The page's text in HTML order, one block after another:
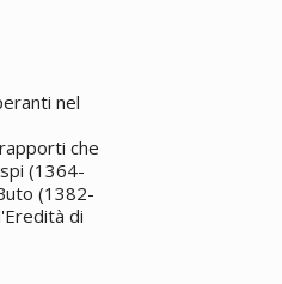
nel
che
(1364-
(1382-
di